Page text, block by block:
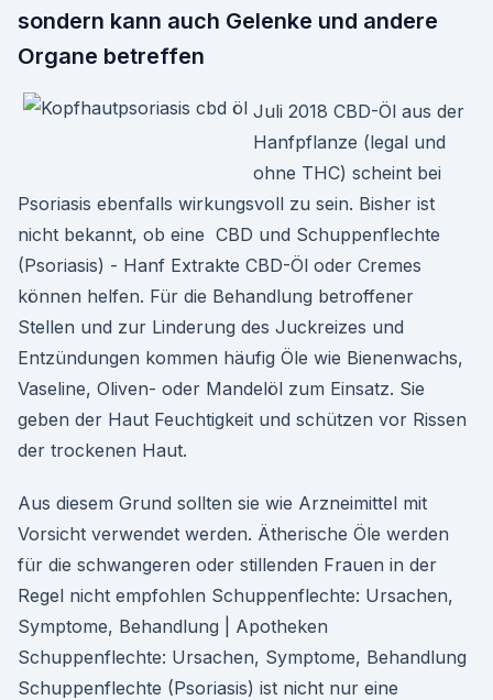
sondern kann auch Gelenke und andere
Organe betreffen
Juli 2018 CBD-Öl aus der
Hanfpflanze (legal und
ohne THC) scheint bei
Psoriasis ebenfalls wirkungsvoll zu sein. Bisher ist
nicht bekannt, ob eine CBD und Schuppenflechte
(Psoriasis) - Hanf Extrakte CBD-Öl oder Cremes
können helfen. Für die Behandlung betroffener
Stellen und zur Linderung des Juckreizes und
Entzündungen kommen häufig Öle wie Bienenwachs,
Vaseline, Oliven- oder Mandelöl zum Einsatz. Sie
geben der Haut Feuchtigkeit und schützen vor Rissen
der trockenen Haut.
Aus diesem Grund sollten sie wie Arzneimittel mit
Vorsicht verwendet werden. Ätherische Öle werden
für die schwangeren oder stillenden Frauen in der
Regel nicht empfohlen Schuppenflechte: Ursachen,
Symptome, Behandlung | Apotheken
Schuppenflechte: Ursachen, Symptome, Behandlung
Schuppenflechte (Psoriasis) ist nicht nur eine